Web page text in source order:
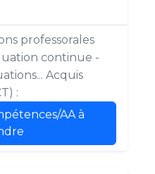
professorales
continue -
Acquis
:
AA à